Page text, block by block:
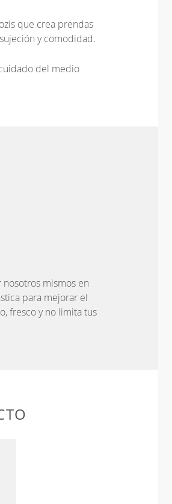
que crea prendas
y comodidad.
del medio
mismos en
para mejorar el
fresco y no limita tus